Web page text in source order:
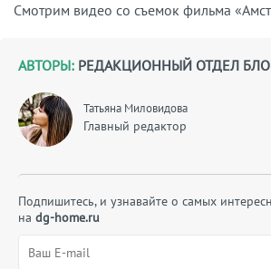
Смотрим видео со съемок фильма
АВТОРЫ: РЕДАКЦИОННЫЙ ОТДЕЛ
Татьяна Миловидова
Главный редактор
Подпишитесь, и узнавайте о самых
на dg-home.ru